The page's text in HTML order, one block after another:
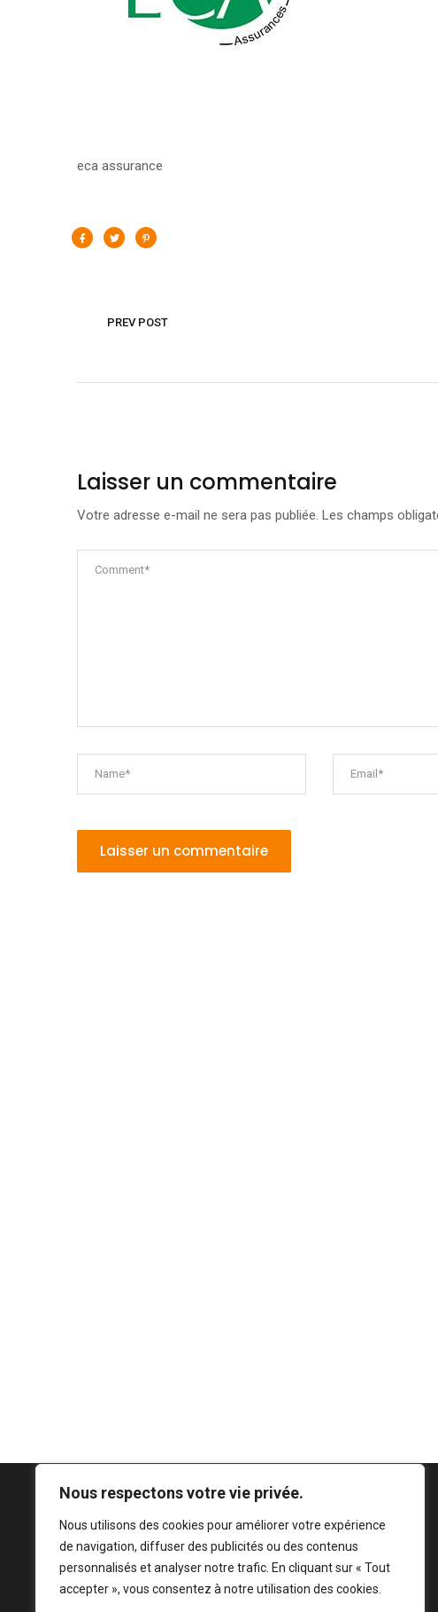
Nous respectons votre vie privée.
Nous utilisons des cookies pour améliorer votre expérience
de navigation, diffuser des publicités ou des contenus
personnalisés et analyser notre trafic. En cliquant sur « Tout
accepter », vous consentez à notre utilisation des cookies.
eca assurance
PREV POST
Laisser un commentaire
Votre adresse e-mail ne sera pas publiée. Les champs